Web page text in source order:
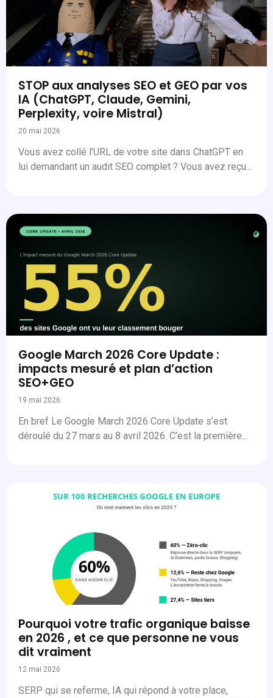
STOP aux analyses SEO et GEO par vos
IA (ChatGPT, Claude, Gemini,
Perplexity, voire Mistral)
20 mai 2026
Vous avez collé l’URL de votre site dans ChatGPT en
lui demandant un audit SEO complet ? Vous avez reçu...
Google March 2026 Core Update :
impacts mesuré et plan d’action
SEO+GEO
19 mai 2026
En bref Le Google March 2026 Core Update s’est
déroulé du 27 mars au 8 avril 2026. C’est la première...
Pourquoi votre trafic organique baisse
en 2026 , et ce que personne ne vous
dit vraiment
12 mai 2026
SERP qui se referme, IA qui répond à votre place,